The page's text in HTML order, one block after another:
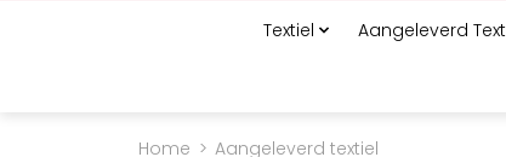
Textiel Aangeleverd
Home > Aangeleverd textiel